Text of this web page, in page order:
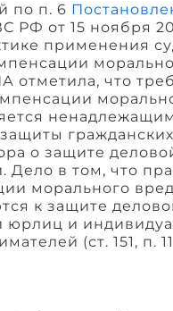
по п. 6
РФ от 15 ноября
применения
отметила, что
ненадлежащим
о защите
Дело в том, что
морального
к защите
юрлиц и
(ст. 151, п. 11